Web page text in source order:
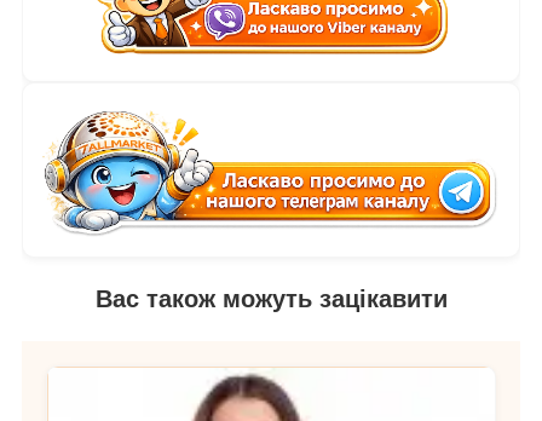
Вас також можуть зацікавити